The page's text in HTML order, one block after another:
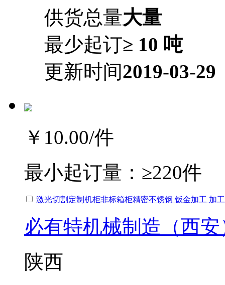
供货总量大量
最少起订≥ 10 吨
更新时间2019-03-29
￥10.00/件
最小起订量： ≥220件
激光切割定制机柜非标箱柜精密不锈钢 钣金加工 加
必有特机械制造（西
陕西